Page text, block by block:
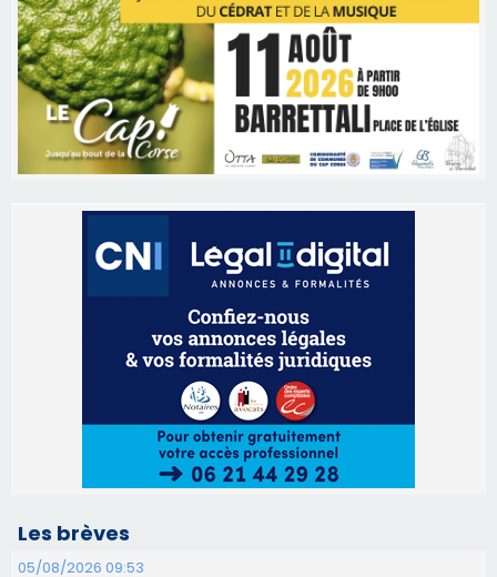
Les brèves
Biguglia : messe de la Sainte-Marie et
procession le 14 août
Tennis - Début ce week-end du tournoi du
82ème anniversaire de la disparition du
Commandant Antoine de Saint Exupery